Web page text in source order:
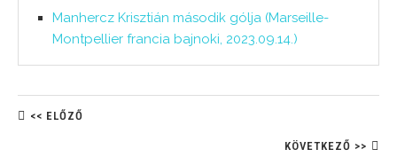
Manhercz Krisztián második gólja (Marseille-
Montpellier francia bajnoki, 2023.09.14.)
<< ELŐZŐ
KÖVETKEZŐ >>